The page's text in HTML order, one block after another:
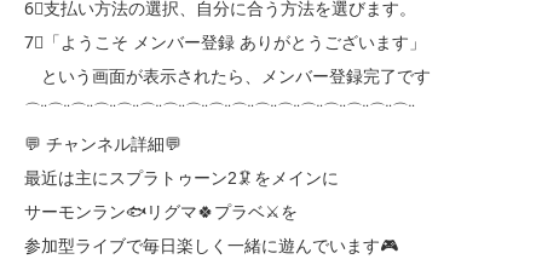
6⃣支払い方法の選択、自分に合う方法を選びます。
7⃣「ようこそ メンバー登録 ありがとうございます」
という画面が表示されたら、メンバー登録完了です
⌒¨⌒¨⌒¨⌒¨⌒¨⌒¨⌒¨⌒¨⌒¨⌒¨⌒¨⌒¨⌒¨⌒¨⌒¨⌒¨⌒¨
💬 チャンネル詳細💬
最近は主にスプラトゥーン2🦑をメインに
サーモンラン🐟リグマ🍀プラベ⚔を
参加型ライブで毎日楽しく一緒に遊んでいます🎮